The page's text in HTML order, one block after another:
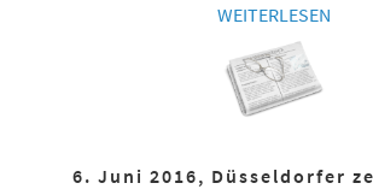
WEITERLESEN
6. Juni 2016, Düsseldorfer